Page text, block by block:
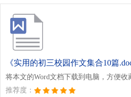
《实用的初三校园作文集合10篇.doc
将本文的Word文档下载到电脑，方便收
推荐度：